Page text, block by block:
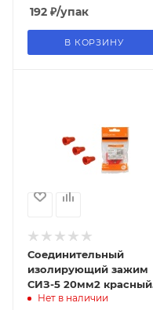
192 ₽/упак
В КОРЗИНУ
Соединительный
изолирующий зажим
СИЗ-5 20мм2 красный
(5шт) TDM
Нет в наличии